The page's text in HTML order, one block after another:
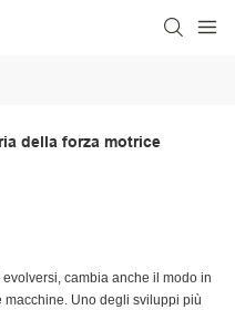
della forza motrice
cambia anche il modo in
Uno degli sviluppi più